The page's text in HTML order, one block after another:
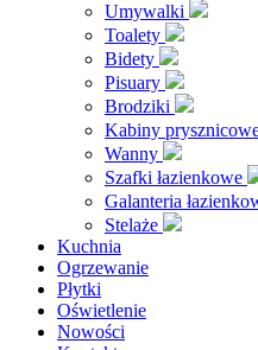
Umywalki
Toalety
Bidety
Pisuary
Brodziki
Kabiny
Wanny
Szafki łazienkowe
Galanteria
Stelaże
Kuchnia
Ogrzewanie
Płytki
Oświetlenie
Nowości